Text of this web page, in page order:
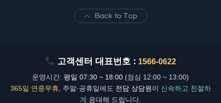
Back to Top
고객센터 대표번호 : 1566-0622
운영시간: 평일 07:30 ~ 18:00 (점심 12:00 ~ 13:00)
365일 연중무휴, 주말·공휴일에도 전담 상담원이 신속하고 친절하
게 응대해 드립니다.